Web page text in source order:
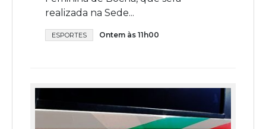
realizada na Sede...
ESPORTES Ontem às 11h00